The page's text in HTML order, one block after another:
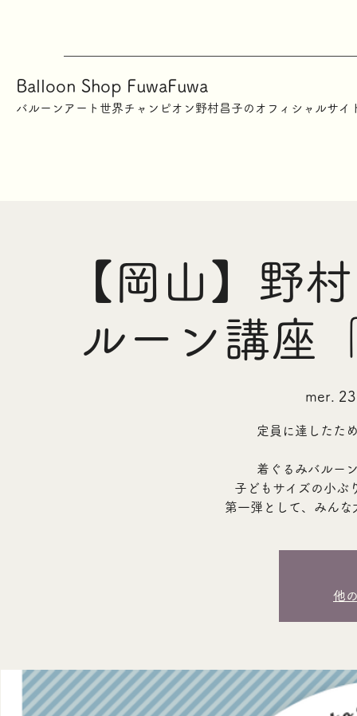
Balloon Shop FuwaFuwa
バルーンアート世界チャンピオン野村昌子のオフィシャルサイ
【岡山】野
ルーン講座
mer.
定員に達したた
着ぐるみバルー
子どもサイズの小ぶ
第一弾として、みん
他